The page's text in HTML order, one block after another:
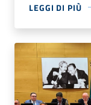
LEGGI DI PIÙ